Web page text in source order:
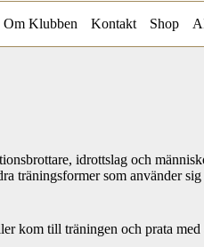
Om Klubben Kontakt Shop
idrottslag och
träningsformer som använder
kom till träningen och prata med